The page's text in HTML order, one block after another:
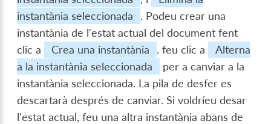
instantània seleccionada
. Podeu crear una
instantània de l'estat actual del document fent
clic a
Crea una instantània . feu clic a
Alterna
a la instantània seleccionada
per a canviar a la
instantània seleccionada. La pila de desfer es
descartarà després de canviar. Si voldríeu desar
l'estat actual, feu una altra instantània abans de